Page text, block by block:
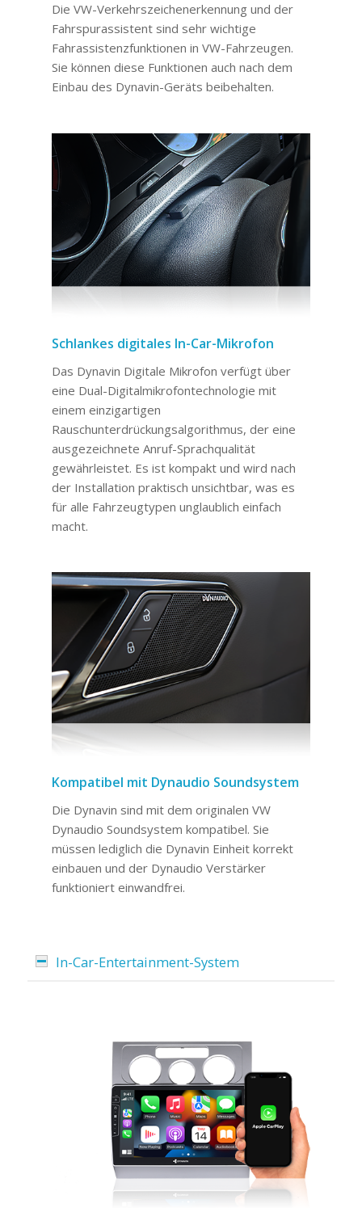
Die VW-Verkehrszeichenerkennung und der
Fahrspurassistent sind sehr wichtige
Fahrassistenzfunktionen in VW-Fahrzeugen.
Sie können diese Funktionen auch nach dem
Einbau des Dynavin-Geräts beibehalten.
Schlankes digitales In-Car-Mikrofon
Das Dynavin Digitale Mikrofon verfügt über
eine Dual-Digitalmikrofontechnologie mit
einem einzigartigen
Rauschunterdrückungsalgorithmus, der eine
ausgezeichnete Anruf-Sprachqualität
gewährleistet. Es ist kompakt und wird nach
der Installation praktisch unsichtbar, was es
für alle Fahrzeugtypen unglaublich einfach
macht.
Kompatibel mit Dynaudio Soundsystem
Die Dynavin sind mit dem originalen VW
Dynaudio Soundsystem kompatibel. Sie
müssen lediglich die Dynavin Einheit korrekt
einbauen und der Dynaudio Verstärker
funktioniert einwandfrei.
In-Car-Entertainment-System